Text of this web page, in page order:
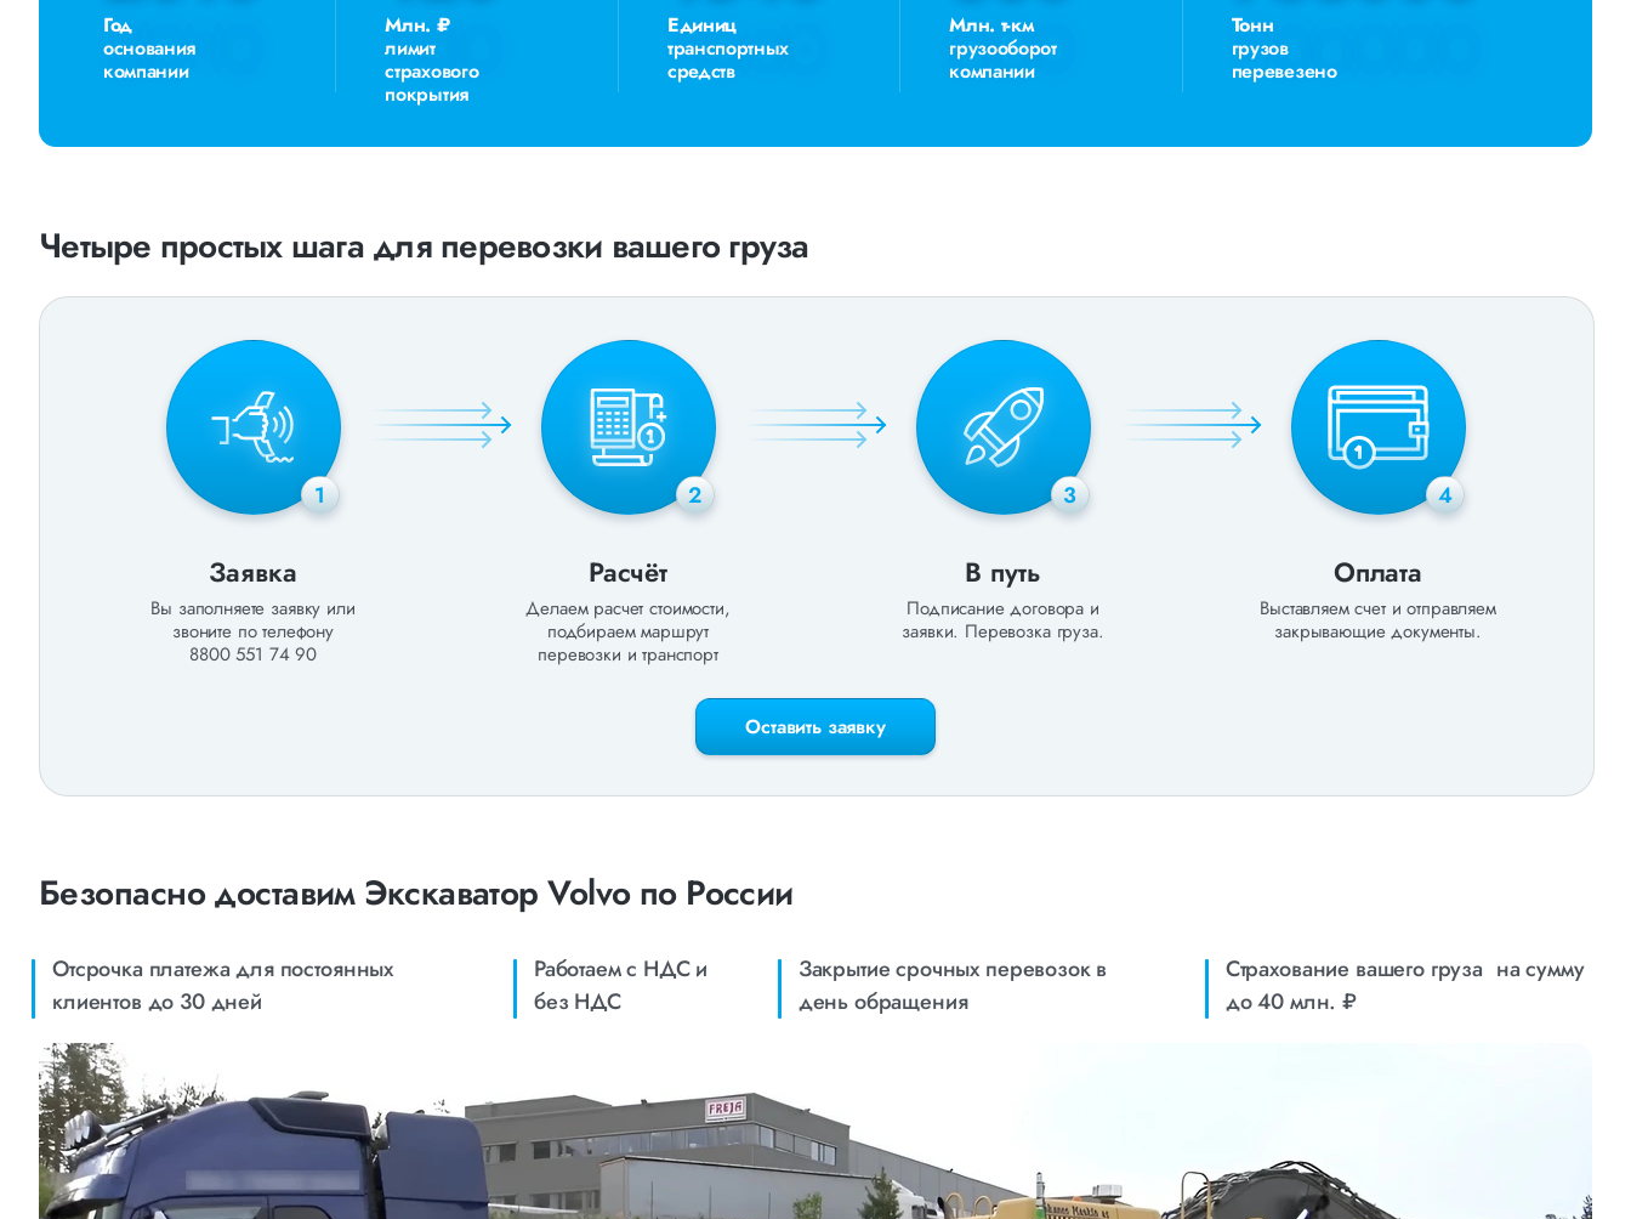
Год
основания
компании
Млн. ₽
лимит
страхового
покрытия
Единиц
транспортных
средств
Млн. т-км
грузооборот
компании
Тонн
грузов
перевезено
Четыре простых шага для перевозки вашего груза
1
Заявка
Вы заполняете заявку или
звоните по телефону
8800 551 74 90
2
Расчёт
Делаем расчет стоимости,
подбираем маршрут
перевозки и транспорт
3
В путь
Подписание договора и
заявки. Перевозка груза.
4
Оплата
Выставляем счет и отправляем
закрывающие документы.
Оставить заявку
Безопасно доставим Экскаватор Volvo по России
Отсрочка платежа для постоянных
клиентов до 30 дней
Работаем с НДС и
без НДС
Закрытие срочных перевозок в
день обращения
Страхование вашего груза на сумму
до 40 млн. ₽